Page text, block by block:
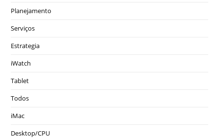
Planejamento
Serviços
Estrategia
iWatch
Tablet
Todos
iMac
Desktop/CPU